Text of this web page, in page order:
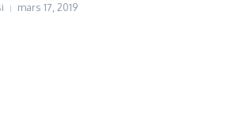
mars 17, 2019